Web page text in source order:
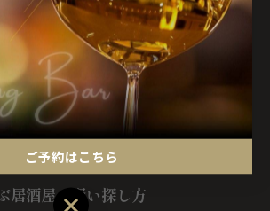
年齢層によっても選択肢は変わりま
りの同僚との一杯なら駅近、休日の家族
集まりなら車利用が便利です。事前にア
間、駐車場情報を確認しておくことで、
け、快適に居酒屋を楽しむことができま
居酒屋の賢い探し方
ご予約はこちら
ご予約はこちら